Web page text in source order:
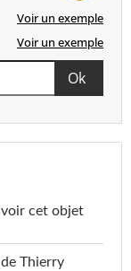
Voir un exemple
Voir un exemple
voir cet objet
Thierry